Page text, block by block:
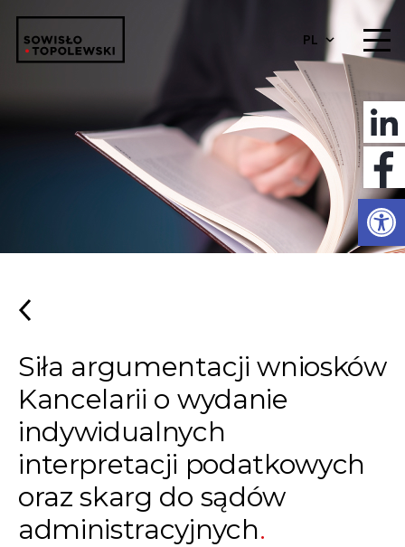
PL
Siła argumentacji wniosków
Kancelarii o wydanie
indywidualnych
interpretacji podatkowych
oraz skarg do sądów
administracyjnych